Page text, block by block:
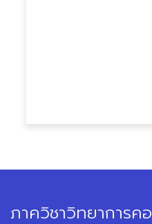
ภาควิชาวิทยาการค